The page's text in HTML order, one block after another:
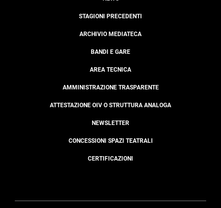
STAGIONI PRECEDENTI
ARCHIVIO MEDIATECA
BANDI E GARE
AREA TECNICA
AMMINISTRAZIONE TRASPARENTE
ATTESTAZIONE OIV O STRUTTURA ANALOGA
NEWSLETTER
CONCESSIONI SPAZI TEATRALI
CERTIFICAZIONI